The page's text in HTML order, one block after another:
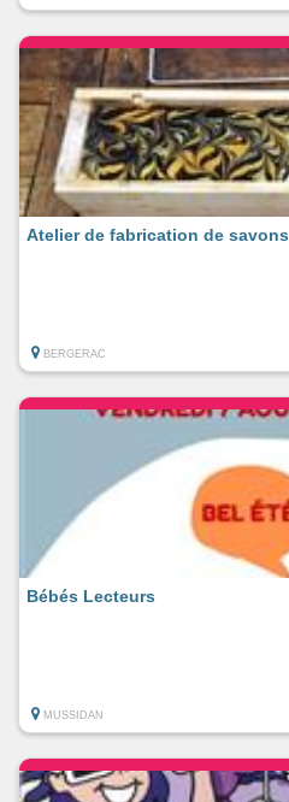
Atelier de fabrication de savons
BERGERAC
Bébés Lecteurs
MUSSIDAN